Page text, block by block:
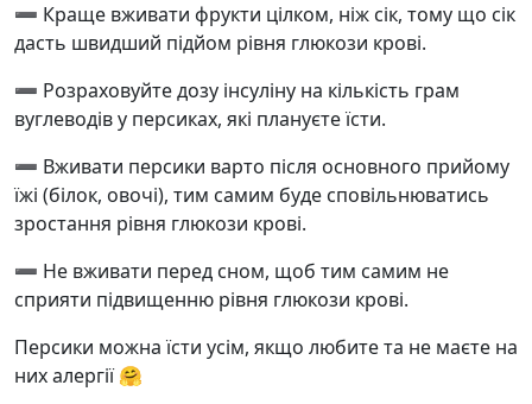
➖ Краще вживати фрукти цілком, ніж сік, тому що сік
дасть швидший підйом рівня глюкози крові.
➖ Розраховуйте дозу інсуліну на кількість грам
вуглеводів у персиках, які плануєте їсти.
➖ Вживати персики варто після основного прийому
їжі (білок, овочі), тим самим буде сповільнюватись
зростання рівня глюкози крові.
➖ Не вживати перед сном, щоб тим самим не
сприяти підвищенню рівня глюкози крові.
Персики можна їсти усім, якщо любите та не маєте на
них алергії 🤗